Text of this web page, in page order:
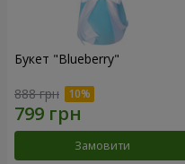
Букет "Blueberry"
888 грн
Замовити